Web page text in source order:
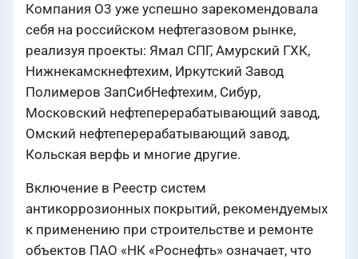
Компания О3 уже успешно зарекомендовала
себя на российском нефтегазовом рынке,
реализуя проекты: Ямал СПГ, Амурский ГХК,
Нижнекамскнефтехим, Иркутский Завод
Полимеров ЗапСибНефтехим, Сибур,
Московский нефтеперерабатывающий завод,
Омский нефтеперерабатывающий завод,
Кольская верфь и многие другие.
Включение в Реестр систем
антикоррозионных покрытий, рекомендуемых
к применению при строительстве и ремонте
объектов ПАО «НК «Роснефть» означает, что